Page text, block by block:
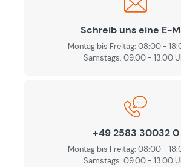
Schreib uns eine E-
Montag bis Freitag: 08:00 -
Samstags: 09.00 - 13.00
+49 2583 30032 0
Montag bis Freitag: 08:00 -
Samstags: 09.00 - 13.00